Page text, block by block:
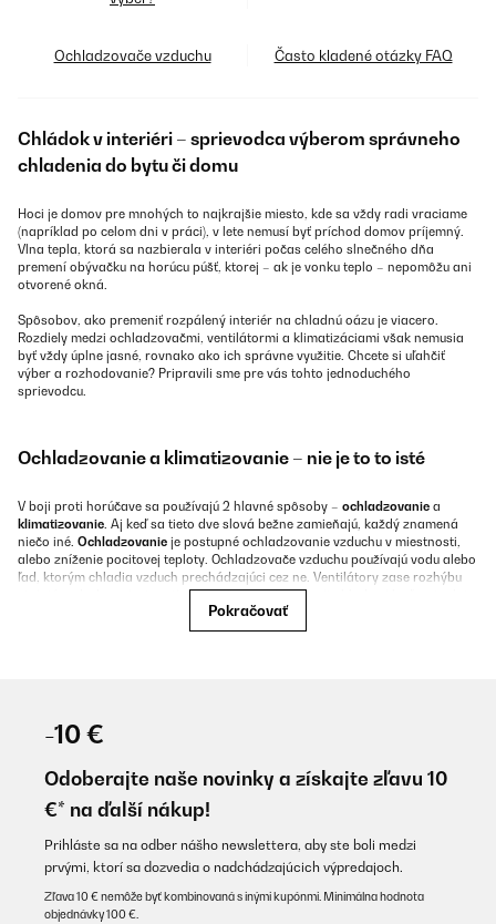
Ochladzovače vzduchu Často kladené otázky FAQ
Chládok v interiéri – sprievodca výberom správneho
chladenia do bytu či domu
Hoci je domov pre mnohých to najkrajšie miesto, kde sa vždy radi vraciame
(napríklad po celom dni v práci), v lete nemusí byť príchod domov príjemný.
Vlna tepla, ktorá sa nazbierala v interiéri počas celého slnečného dňa
premení obývačku na horúcu púšť, ktorej – ak je vonku teplo – nepomôžu ani
otvorené okná.
Spôsobov, ako premeniť rozpálený interiér na chladnú oázu je viacero.
Rozdiely medzi ochladzovačmi, ventilátormi a klimatizáciami však nemusia
byť vždy úplne jasné, rovnako ako ich správne využitie. Chcete si uľahčiť
výber a rozhodovanie? Pripravili sme pre vás tohto jednoduchého
sprievodcu.
Ochladzovanie a klimatizovanie – nie je to to isté
V boji proti horúčave sa používajú 2 hlavné spôsoby – ochladzovanie a
klimatizovanie. Aj keď sa tieto dve slová bežne zamieňajú, každý znamená
niečo iné. Ochladzovanie je postupné ochladzovanie vzduchu v miestnosti,
alebo zníženie pocitovej teploty. Ochladzovače vzduchu používajú vodu alebo
ľad, ktorým chladia vzduch prechádzajúci cez ne. Ventilátory zase rozhýbu
stojatý vzduch v miestnosti, vďaka čomu máme pocit chladu aj keď sa teplota
je tvorba chladného vzduchu, ktorý sa mieša s horúcim
poriadny výkon klimatizácie.
Chcem sa ochladiť – čo je na výber?
Ak ste sa rozhodli pre ochladzovanie, máte na výber medzi ventilátormi a
ochladzovačmi vzduchu. Pozrime sa podrobnejšie na obe možnosti.
Pokračovať
-10 €
Odoberajte naše novinky a získajte zľavu 10
€* na ďalší nákup!
Prihláste sa na odber nášho newslettera, aby ste boli medzi
prvými, ktorí sa dozvedia o nadchádzajúcich výpredajoch.
Zľava 10 € nemôže byť kombinovaná s inými kupónmi. Minimálna hodnota
objednávky 100 €.